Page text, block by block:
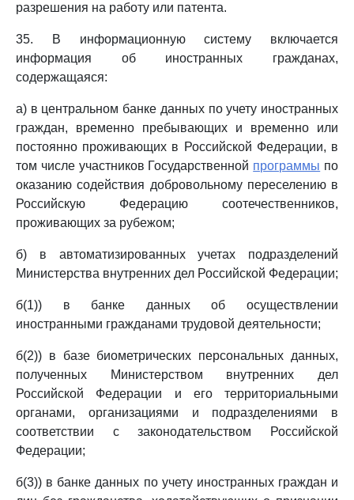
разрешения на работу или патента.
35. В информационную систему включается
информация об иностранных гражданах,
содержащаяся:
а) в центральном банке данных по учету иностранных
граждан, временно пребывающих и временно или
постоянно проживающих в Российской Федерации, в
том числе участников Государственной программы по
оказанию содействия добровольному переселению в
Российскую Федерацию соотечественников,
проживающих за рубежом;
б) в автоматизированных учетах подразделений
Министерства внутренних дел Российской Федерации;
б(1)) в банке данных об осуществлении
иностранными гражданами трудовой деятельности;
б(2)) в базе биометрических персональных данных,
полученных Министерством внутренних дел
Российской Федерации и его территориальными
органами, организациями и подразделениями в
соответствии с законодательством Российской
Федерации;
б(3)) в банке данных по учету иностранных граждан и